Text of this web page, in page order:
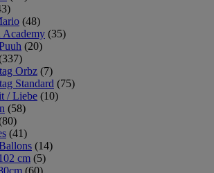
(48)
(35)
(20)
Orbz (7)
Standard (75)
/ Liebe (10)
(58)
(41)
(14)
cm (5)
(60)